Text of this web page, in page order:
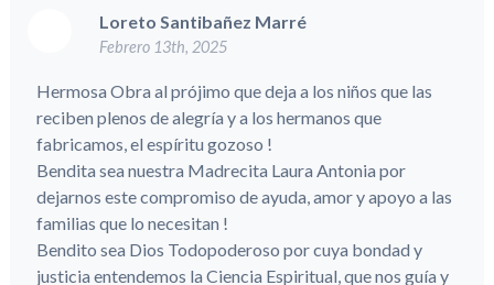
Loreto Santibañez Marré
Febrero 13th, 2025
Hermosa Obra al prójimo que deja a los niños que las
reciben plenos de alegría y a los hermanos que
fabricamos, el espíritu gozoso !
Bendita sea nuestra Madrecita Laura Antonia por
dejarnos este compromiso de ayuda, amor y apoyo a las
familias que lo necesitan !
Bendito sea Dios Todopoderoso por cuya bondad y
justicia entendemos la Ciencia Espiritual, que nos guía y